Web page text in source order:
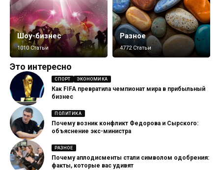
Шоу-бизнес
1010 Статьи
Разное
4772 Статьи
Это интересно
СПОРТ ЭКОНОМИКА
Как FIFA превратила чемпионат мира в прибыльный
бизнес
ПОЛИТИКА
Почему возник конфликт Федорова и Сырского:
объяснение экс-министра
РАЗНОЕ
Почему аплодисменты стали символом одобрения:
факты, которые вас удивят